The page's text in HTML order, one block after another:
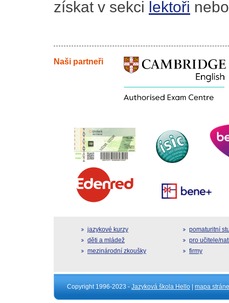
získat v sekci lektoři
Naši partneři
jazykové kurzy
děti a mládež
mezinárodní zkoušky
pomaturitní
pro učitele/
firmy
Copyright 1996-2023 - Jazyková škola Hello mapa